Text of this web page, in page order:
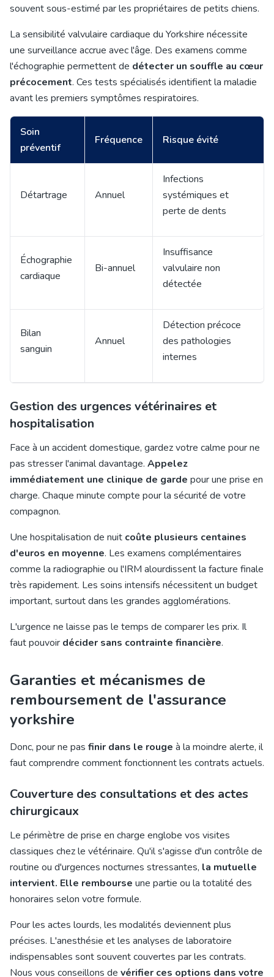
souvent sous-estimé par les propriétaires de petits chiens.
La sensibilité valvulaire cardiaque du Yorkshire nécessite
une surveillance accrue avec l'âge. Des examens comme
l'échographie permettent de détecter un souffle au cœur
précocement. Ces tests spécialisés identifient la maladie
avant les premiers symptômes respiratoires.
Soin
préventif
Fréquence Risque évité
Détartrage Annuel
Infections
systémiques et
perte de dents
Échographie
cardiaque
Bi-annuel
Insuffisance
valvulaire non
détectée
Bilan
sanguin
Annuel
Détection précoce
des pathologies
internes
Gestion des urgences vétérinaires et
hospitalisation
Face à un accident domestique, gardez votre calme pour ne
pas stresser l'animal davantage. Appelez
immédiatement une clinique de garde pour une prise en
charge. Chaque minute compte pour la sécurité de votre
compagnon.
Une hospitalisation de nuit coûte plusieurs centaines
d'euros en moyenne. Les examens complémentaires
comme la radiographie ou l'IRM alourdissent la facture finale
très rapidement. Les soins intensifs nécessitent un budget
important, surtout dans les grandes agglomérations.
L'urgence ne laisse pas le temps de comparer les prix. Il
faut pouvoir décider sans contrainte financière.
Garanties et mécanismes de
remboursement de l'assurance
yorkshire
Donc, pour ne pas finir dans le rouge à la moindre alerte, il
faut comprendre comment fonctionnent les contrats actuels.
Couverture des consultations et des actes
chirurgicaux
Le périmètre de prise en charge englobe vos visites
classiques chez le vétérinaire. Qu'il s'agisse d'un contrôle de
routine ou d'urgences nocturnes stressantes, la mutuelle
intervient. Elle rembourse une partie ou la totalité des
honoraires selon votre formule.
Pour les actes lourds, les modalités deviennent plus
précises. L'anesthésie et les analyses de laboratoire
indispensables sont souvent couvertes par les contrats.
Nous vous conseillons de vérifier ces options dans votre